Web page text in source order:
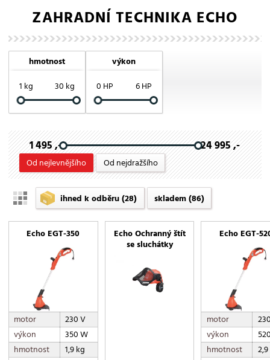
ZAHRADNÍ TECHNIKA ECHO
hmotnost
1 kg
30 kg
výkon
0 HP
6 HP
1 495 ,- 24 995 ,-
Od nejlevnějšího Od nejdražšího
ihned k odběru(28) skladem(86)
Echo EGT-350
motor
230 V
výkon
350 W
hmotnost
1,9 kg
Echo Ochranný štít
se sluchátky
Echo EGT-
motor
výkon
hmotnost